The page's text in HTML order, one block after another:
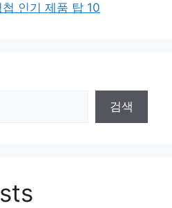
인기 제품 탑 10
검색